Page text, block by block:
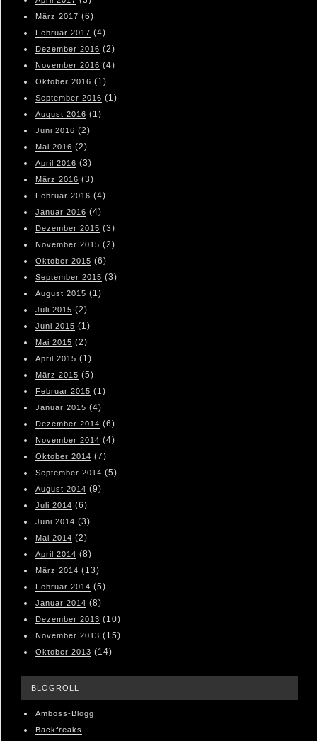
März 2017 (6)
Februar 2017 (4)
Dezember 2016 (2)
November 2016 (4)
Oktober 2016 (1)
September 2016 (1)
August 2016 (1)
Juni 2016 (2)
Mai 2016 (2)
April 2016 (3)
März 2016 (3)
Februar 2016 (4)
Januar 2016 (4)
Dezember 2015 (3)
November 2015 (2)
Oktober 2015 (6)
September 2015 (3)
August 2015 (1)
Juli 2015 (2)
Juni 2015 (1)
Mai 2015 (2)
April 2015 (1)
März 2015 (5)
Februar 2015 (1)
Januar 2015 (4)
Dezember 2014 (6)
November 2014 (4)
Oktober 2014 (7)
September 2014 (5)
August 2014 (9)
Juli 2014 (6)
Juni 2014 (3)
Mai 2014 (2)
April 2014 (8)
März 2014 (13)
Februar 2014 (5)
Januar 2014 (8)
Dezember 2013 (10)
November 2013 (15)
Oktober 2013 (14)
BLOGROLL
Amboss-Blogg
Backfreaks